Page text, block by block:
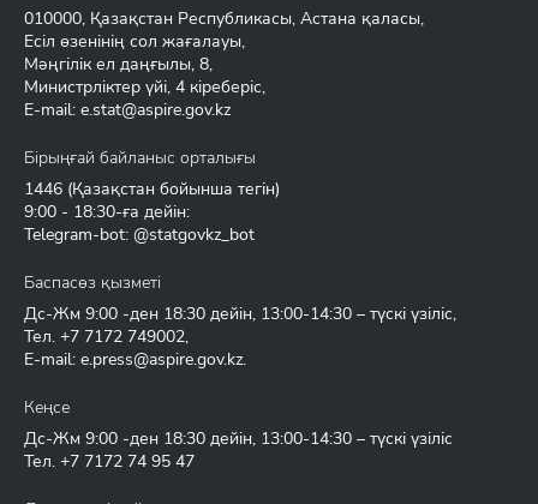
010000, Қазақстан Республикасы, Астана қаласы,
Есіл өзенінің сол жағалауы,
Мәңгілік ел даңғылы, 8,
Министрліктер үйі, 4 кіреберіс,
E-mail: e.stat@aspire.gov.kz
Бірыңғай байланыс орталығы
1446 (Қазақстан бойынша тегін)
9:00 - 18:30-ға дейін:
Telegram-bot: @statgovkz_bot
Баспасөз қызметі
Дс-Жм 9:00 -ден 18:30 дейін, 13:00-14:30 – түскі үзіліс,
Тел. +7 7172 749002,
E-mail: e.press@aspire.gov.kz.
Кеңсе
Дс-Жм 9:00 -ден 18:30 дейін, 13:00-14:30 – түскі үзіліс
Тел. +7 7172 74 95 47